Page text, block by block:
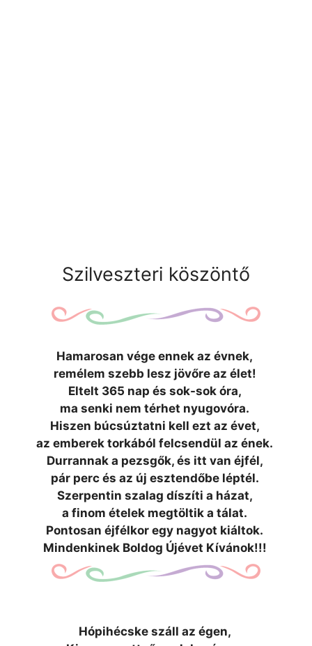
Szilveszteri köszöntő
Hamarosan vége ennek az évnek,
remélem szebb lesz jövőre az élet!
Eltelt 365 nap és sok-sok óra,
ma senki nem térhet nyugovóra.
Hiszen búcsúztatni kell ezt az évet,
az emberek torkából felcsendül az ének.
Durrannak a pezsgők, és itt van éjfél,
pár perc és az új esztendőbe léptél.
Szerpentin szalag díszíti a házat,
a finom ételek megtöltik a tálat.
Pontosan éjfélkor egy nagyot kiáltok.
Mindenkinek Boldog Újévet Kívánok!!!
Hópihécske száll az égen,